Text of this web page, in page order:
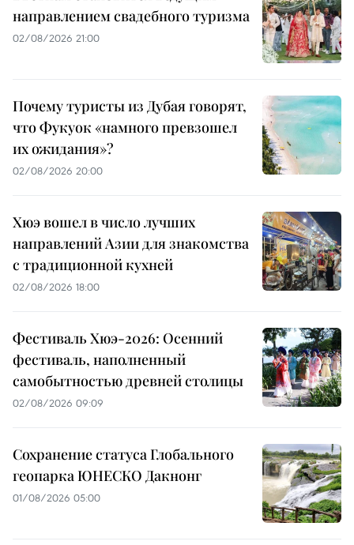
направлением свадебного туризма
02/08/2026 21:00
Почему туристы из Дубая говорят,
что Фукуок «намного превзошел
их ожидания»?
02/08/2026 20:00
Хюэ вошел в число лучших
направлений Азии для знакомства
с традиционной кухней
02/08/2026 18:00
Фестиваль Хюэ-2026: Осенний
фестиваль, наполненный
самобытностью древней столицы
02/08/2026 09:09
Сохранение статуса Глобального
геопарка ЮНЕСКО Дакнонг
01/08/2026 05:00